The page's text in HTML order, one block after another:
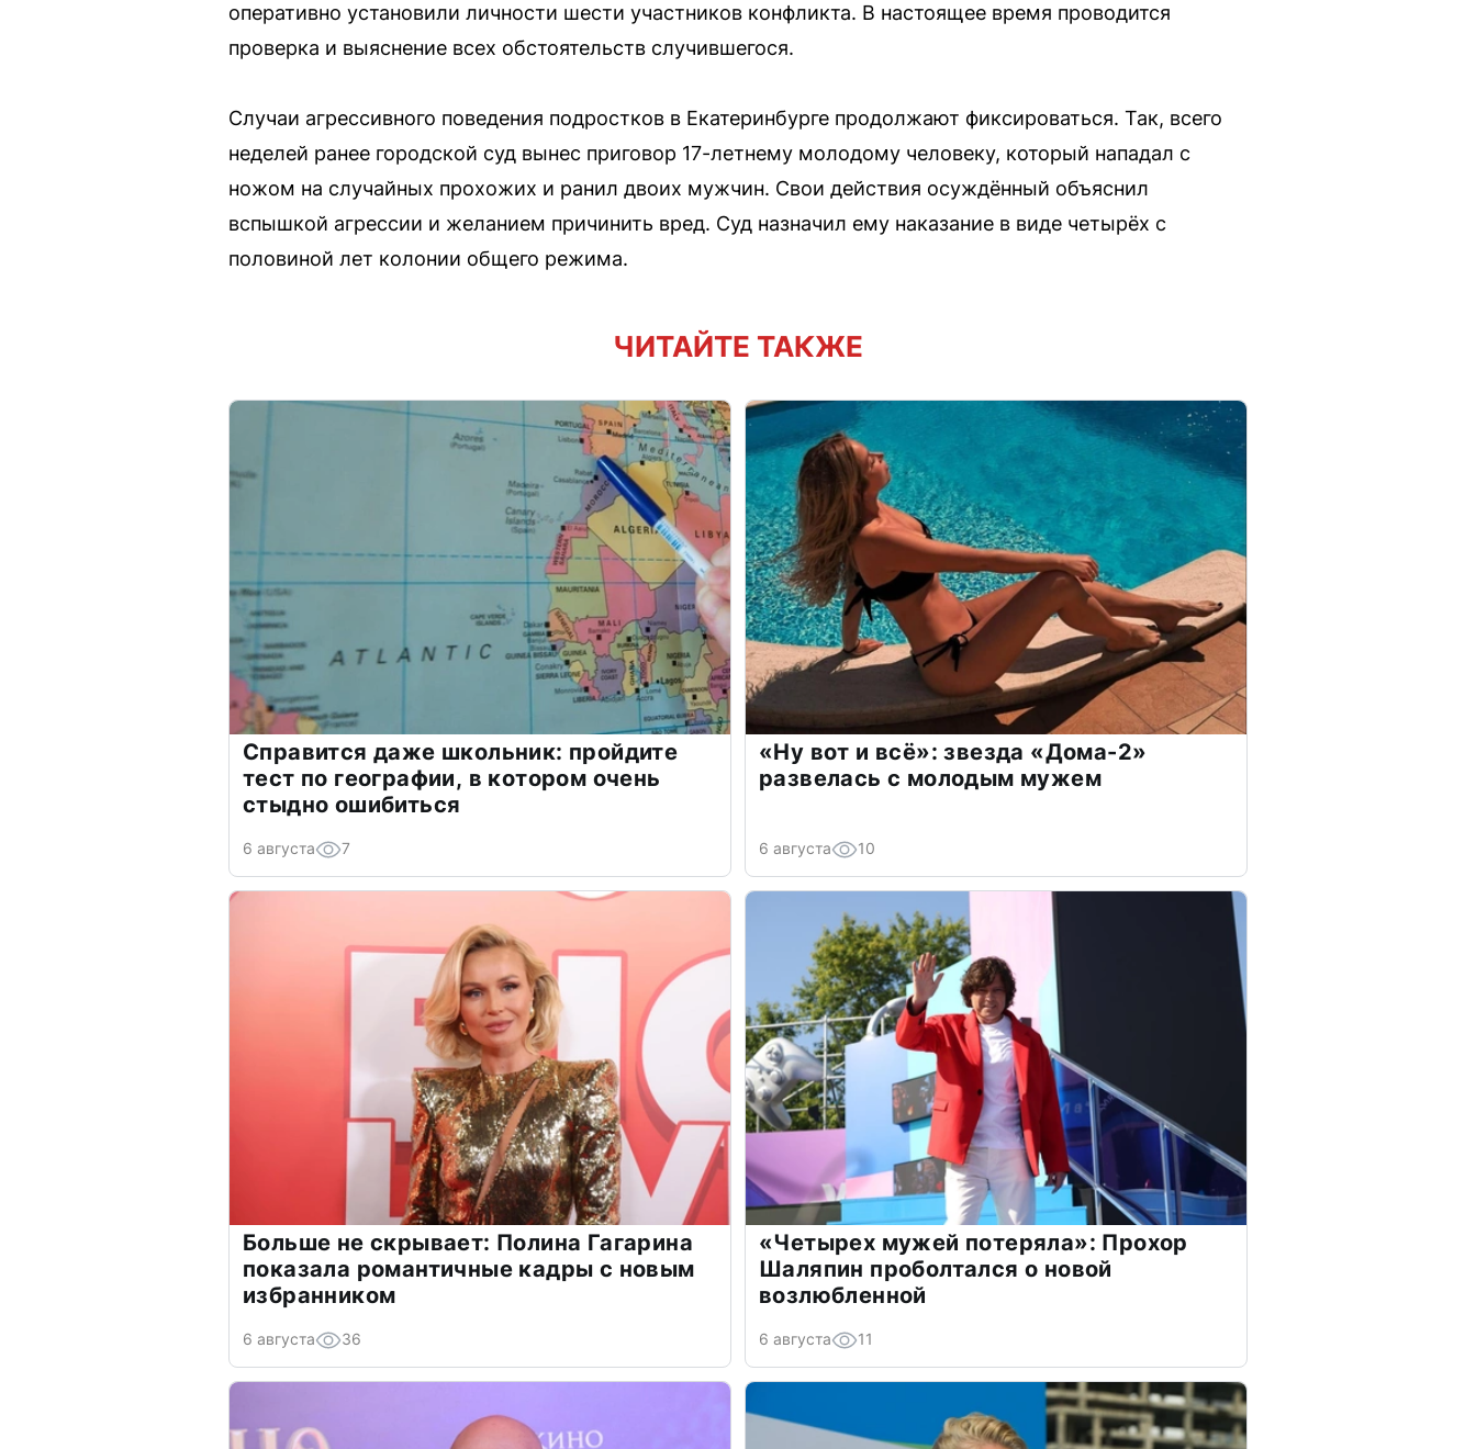
оперативно установили личности шести участников конфликта. В настоящее время проводится
проверка и выяснение всех обстоятельств случившегося.
Случаи агрессивного поведения подростков в Екатеринбурге продолжают фиксироваться. Так, всего
неделей ранее городской суд вынес приговор 17-летнему молодому человеку, который нападал с
ножом на случайных прохожих и ранил двоих мужчин. Свои действия осуждённый объяснил
вспышкой агрессии и желанием причинить вред. Суд назначил ему наказание в виде четырёх с
половиной лет колонии общего режима.
ЧИТАЙТЕ ТАКЖЕ
Справится даже школьник: пройдите
тест по географии, в котором очень
стыдно ошибиться
6 августа 7
«Ну вот и всё»: звезда «Дома-2»
развелась с молодым мужем
6 августа 10
Больше не скрывает: Полина Гагарина
показала романтичные кадры с новым
избранником
6 августа 36
«Четырех мужей потеряла»: Прохор
Шаляпин проболтался о новой
возлюбленной
6 августа 11